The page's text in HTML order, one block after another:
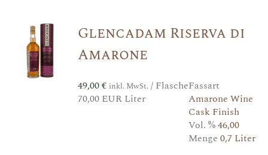
Glencadam Riserva di
Amarone
49,00€ inkl. MwSt. / Flasche
70,00 EUR Liter
Fassart
Amarone Wine
Cask Finish
Vol. %46,00
Menge0,7 Liter